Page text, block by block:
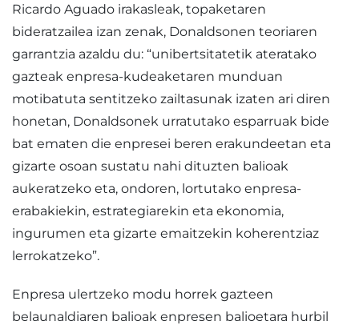
Ricardo Aguado irakasleak, topaketaren
bideratzailea izan zenak, Donaldsonen teoriaren
garrantzia azaldu du: “unibertsitatetik ateratako
gazteak enpresa-kudeaketaren munduan
motibatuta sentitzeko zailtasunak izaten ari diren
honetan, Donaldsonek urratutako esparruak bide
bat ematen die enpresei beren erakundeetan eta
gizarte osoan sustatu nahi dituzten balioak
aukeratzeko eta, ondoren, lortutako enpresa-
erabakiekin, estrategiarekin eta ekonomia,
ingurumen eta gizarte emaitzekin koherentziaz
lerrokatzeko”.
Enpresa ulertzeko modu horrek gazteen
belaunaldiaren balioak enpresen balioetara hurbil